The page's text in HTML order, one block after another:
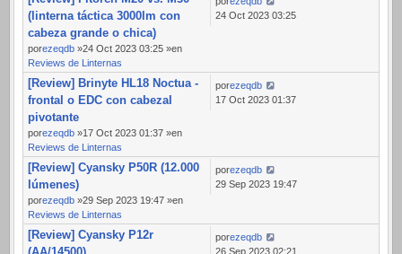
(linterna táctica 3000lm con
cabeza grande o chica)
porezeqdb »24 Oct 2023 03:25 »en
Reviews de Linternas
24 Oct 2023 03:25
[Review] Brinyte HL18 Noctua -
frontal o EDC con cabezal
pivotante
porezeqdb »17 Oct 2023 01:37 »en
Reviews de Linternas
porezeqdb
17 Oct 2023 01:37
[Review] Cyansky P50R (12.000
lúmenes)
porezeqdb »29 Sep 2023 19:47 »en
Reviews de Linternas
porezeqdb
29 Sep 2023 19:47
[Review] Cyansky P12r
(AA/14500)
porezeqdb
26 Sep 2023 02:21